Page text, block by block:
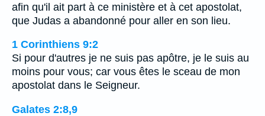
afin qu'il ait part à ce ministère et à cet apostolat,
que Judas a abandonné pour aller en son lieu.
1 Corinthiens 9:2
Si pour d'autres je ne suis pas apôtre, je le suis au
moins pour vous; car vous êtes le sceau de mon
apostolat dans le Seigneur.
Galates 2:8,9